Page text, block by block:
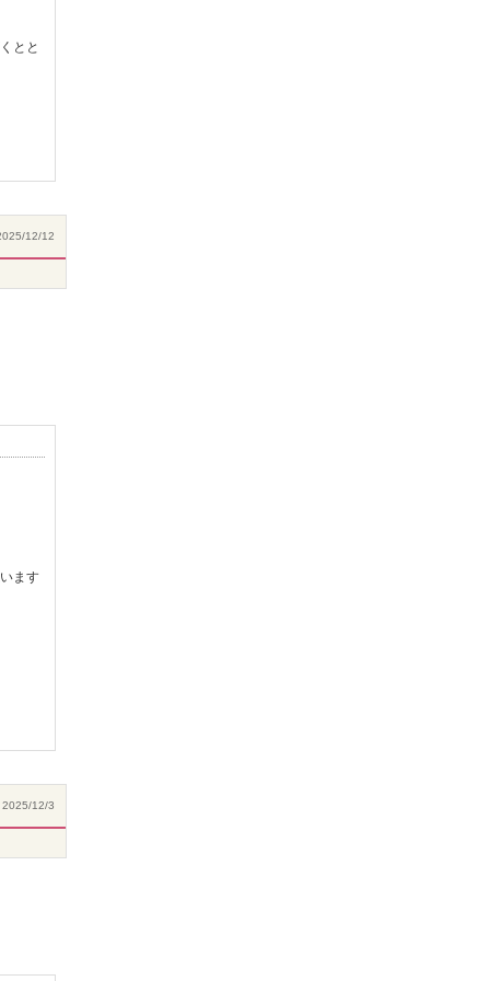
とと
12/12
ます
2025/12/3